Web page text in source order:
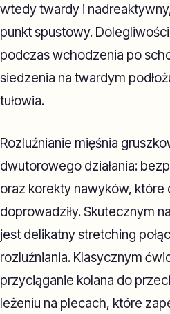
wtedy twardy i
punkt spustowy.
podczas wchodzenia po
siedzenia na twardym
tułowia.
Rozluźnianie mięśnia
dwutorowego działania:
oraz korekty nawyków, które
doprowadziły. Skutecznym
jest delikatny stretching
rozluźniania. Klasycznym
przyciąganie kolana do
leżeniu na plecach, które